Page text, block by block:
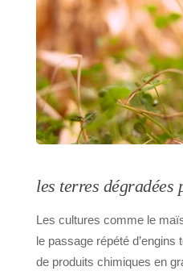
les terres dégradées
Les cultures comme le
le passage répété d’engins
de produits chimiques en